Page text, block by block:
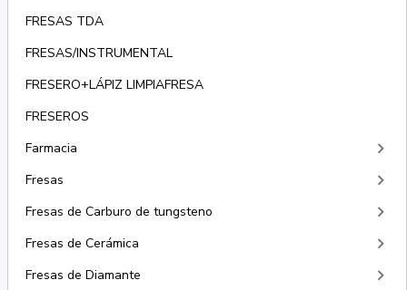
FRESAS TDA
FRESAS/INSTRUMENTAL
FRESERO+LÁPIZ LIMPIAFRESA
FRESEROS
Farmacia
keyboard_arrow_right
Fresas keyboard_arrow_right
Fresas de Carburo de tungsteno keyboard_arrow_right
Fresas de Cerámica keyboard_arrow_right
Fresas de Diamante keyboard_arrow_right